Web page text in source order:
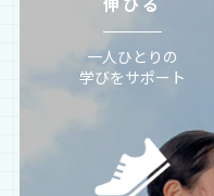
一人ひとりの
学びをサポート